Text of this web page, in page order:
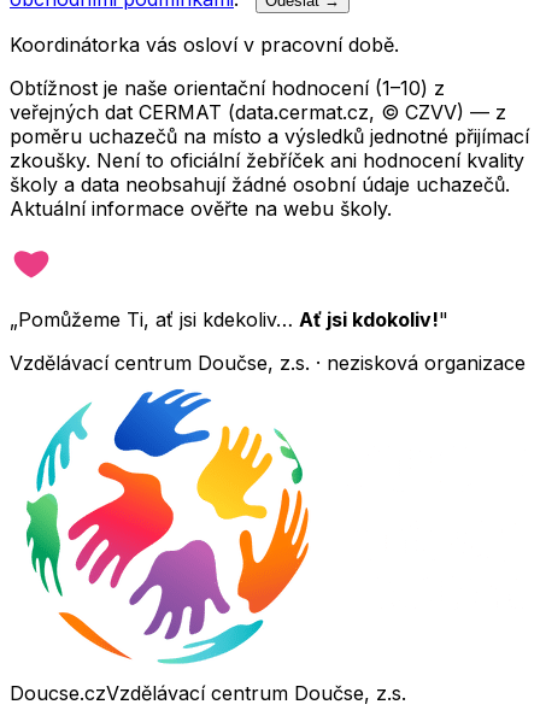
Koordinátorka vás osloví v pracovní době.
Obtížnost je naše orientační hodnocení (1–10) z
veřejných dat CERMAT (data.cermat.cz, © CZVV) — z
poměru uchazečů na místo a výsledků jednotné přijímací
zkoušky. Není to oficiální žebříček ani hodnocení kvality
školy a data neobsahují žádné osobní údaje uchazečů.
Aktuální informace ověřte na webu školy.
„Pomůžeme Ti, ať jsi kdekoliv… Ať jsi kdokoliv!"
Vzdělávací centrum Doučse, z.s. · nezisková organizace
Doucse.czVzdělávací centrum Doučse, z.s.